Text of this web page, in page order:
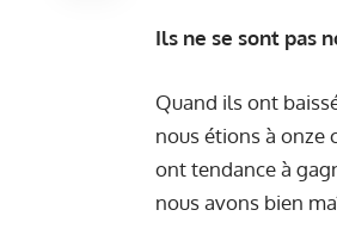
Ils ne se sont pas
Quand ils ont
nous étions à onze
ont tendance à
nous avons bien